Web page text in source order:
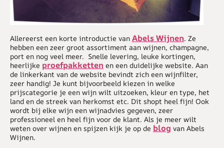
Allereerst een korte introductie van Abels Wijnen. Ze
hebben een zeer groot assortiment aan wijnen, champagne,
port en nog veel meer. Snelle levering, leuke kortingen,
heerlijke proefpakketten en een duidelijke website. Aan
de linkerkant van de website bevindt zich een wijnfilter,
zeer handig! Je kunt bijvoorbeeld kiezen in welke
prijscategorie je een wijn wilt uitzoeken, kleur en type, het
land en de streek van herkomst etc. Dit shopt heel fijn! Ook
wordt bij elke wijn een wijnadvies gegeven, zeer
professioneel en heel fijn voor de klant. Als je meer wilt
weten over wijnen en spijzen kijk je op de blog van Abels
Wijnen.